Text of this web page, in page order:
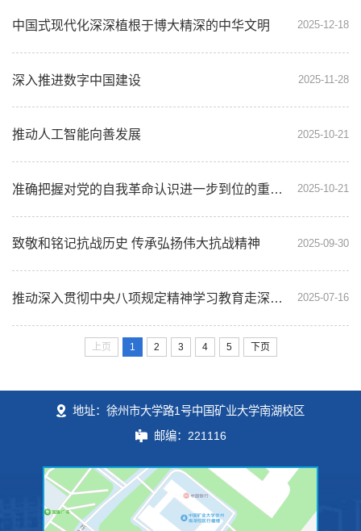
中国式现代化深深植根于博大精深的中华文明 2025-12-18
深入推进数字中国建设 2025-11-28
推动人工智能向善发展 2025-10-21
准确把握对党的自我革命认识进一步到位的重要要求 不断增强推进自我革命的高度自觉 2025-10-21
致敬和铭记抗战历史 传承弘扬伟大抗战精神 2025-09-30
推动深入贯彻中央八项规定精神学习教育走深走实 2025-07-16
上页 1 2 3 4 5 下页
地址：徐州市大学路1号中国矿业大学南湖校区
邮编：221116